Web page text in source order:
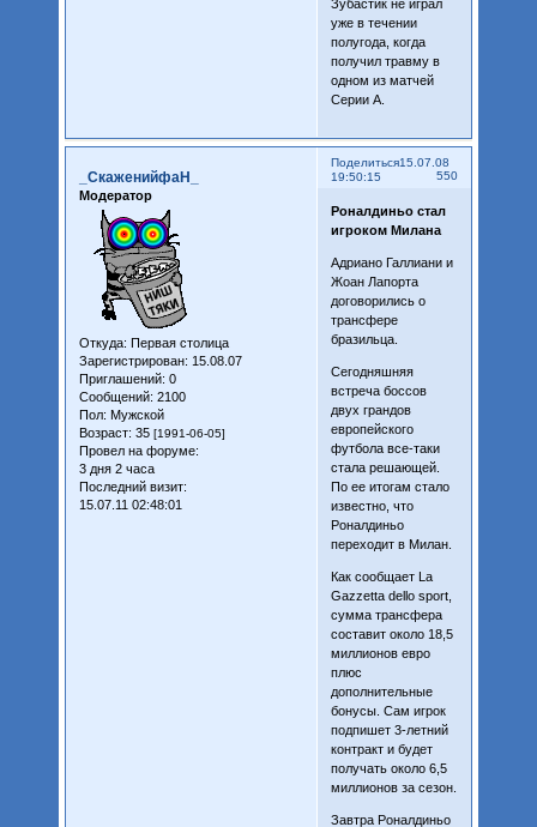
Зубастик не играл
уже в течении
полугода, когда
получил травму в
одном из матчей
Серии А.
Поделиться
550
15.07.08
19:50:15
_СкаженийфаН_
Модератор
Откуда: Первая столица
Зарегистрирован: 15.08.07
Приглашений: 0
Сообщений: 2100
Пол: Мужской
Возраст: 35 [1991-06-05]
Провел на форуме:
3 дня 2 часа
Последний визит:
15.07.11 02:48:01
Роналдиньо стал
игроком Милана
Адриано Галлиани и
Жоан Лапорта
договорились о
трансфере
бразильца.
Сегодняшняя
встреча боссов
двух грандов
европейского
футбола все-таки
стала решающей.
По ее итогам стало
известно, что
Роналдиньо
переходит в Милан.
Как сообщает La
Gazzetta dello sport,
сумма трансфера
составит около 18,5
миллионов евро
плюс
дополнительные
бонусы. Сам игрок
подпишет 3-летний
контракт и будет
получать около 6,5
миллионов за сезон.
Завтра Роналдиньо